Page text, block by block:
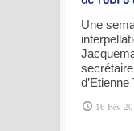
Une
16 Fév